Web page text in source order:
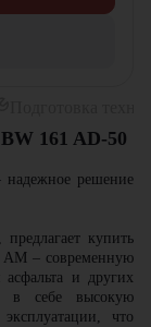
161 AD-50
решение
купить
– современную
и других
в себе высокую
что